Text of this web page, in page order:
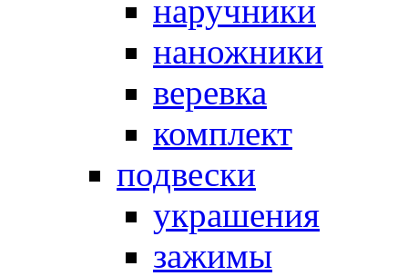
наручники
наножники
веревка
комплект
подвески
украшения
зажимы